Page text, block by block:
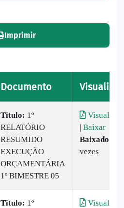
Imprimir
Documento Visualizar
Titulo: 1º
RELATÓRIO
RESUMIDO
EXECUÇÃO
ORÇAMENTÁRIA
1º BIMESTRE 05
Visualizar
| Baixar
Baixado:
vezes
Titulo: 1º
Visualizar